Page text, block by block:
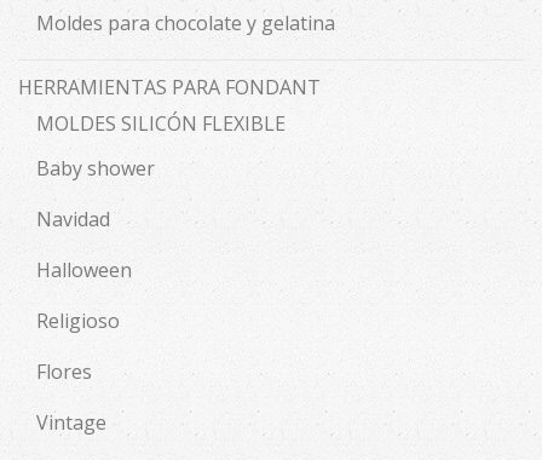
Moldes para chocolate y gelatina
HERRAMIENTAS PARA FONDANT
MOLDES SILICÓN FLEXIBLE
Baby shower
Navidad
Halloween
Religioso
Flores
Vintage